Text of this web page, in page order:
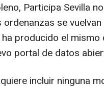
Participa Sevilla
se
producido el mismo
portal de datos
incluir ninguna